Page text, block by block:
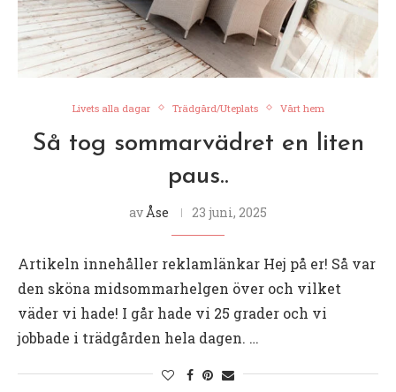
Livets alla dagar Trädgård/Uteplats Vårt hem
Så tog sommarvädret en liten
paus..
av Åse 23 juni, 2025
Artikeln innehåller reklamlänkar Hej på er! Så var
den sköna midsommarhelgen över och vilket
väder vi hade! I går hade vi 25 grader och vi
jobbade i trädgården hela dagen. …